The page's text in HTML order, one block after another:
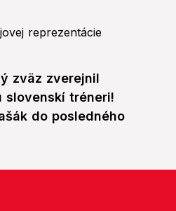
zväz zverejnil
slovenskí tréneri!
do posledného